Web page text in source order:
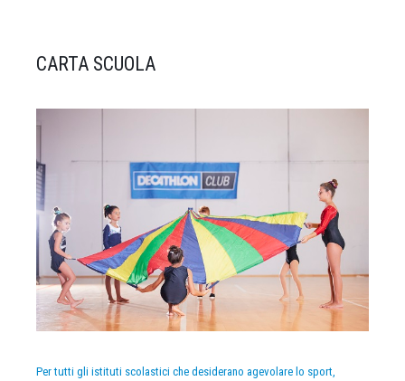
CARTA SCUOLA
Per tutti gli istituti scolastici che desiderano agevolare lo sport,